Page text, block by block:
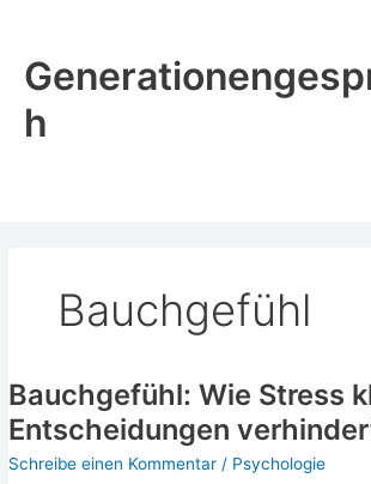
springen
h
Bauchgefühl
Bauchgefühl: Wie Stress
Entscheidungen
Schreibe einen Kommentar / Psychologie